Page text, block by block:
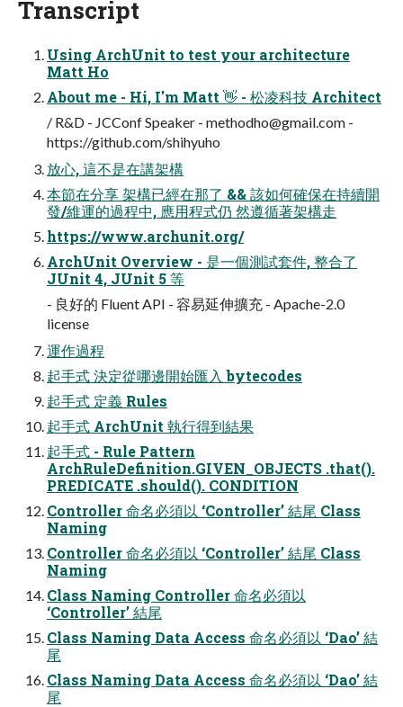
Transcript
Using ArchUnit to test your architecture
Matt Ho
About me - Hi, I'm Matt 👋 - 松凌科技 Architect
/ R&D - JCConf Speaker - methodho@gmail.com -
https://github.com/shihyuho
放⼼, 這不是在講架構
本節在分享 架構已經在那了 && 該如何確保在持續開
發/維運的過程中, 應⽤程式仍 然遵循著架構走
https://www.archunit.org/
ArchUnit Overview - 是⼀個測試套件, 整合了
JUnit 4, JUnit 5 等
- 良好的 Fluent API - 容易延伸擴充 - Apache-2.0
license
運作過程
起⼿式 決定從哪邊開始匯入 bytecodes
起⼿式 定義 Rules
起⼿式 ArchUnit 執⾏得到結果
起⼿式 - Rule Pattern
ArchRuleDefinition.GIVEN_OBJECTS .that().
PREDICATE .should(). CONDITION
Controller 命名必須以 ‘Controller’ 結尾 Class
Naming
Controller 命名必須以 ‘Controller’ 結尾 Class
Naming
Class Naming Controller 命名必須以
‘Controller’ 結尾
Class Naming Data Access 命名必須以 ‘Dao’ 結
尾
Class Naming Data Access 命名必須以 ‘Dao’ 結
尾